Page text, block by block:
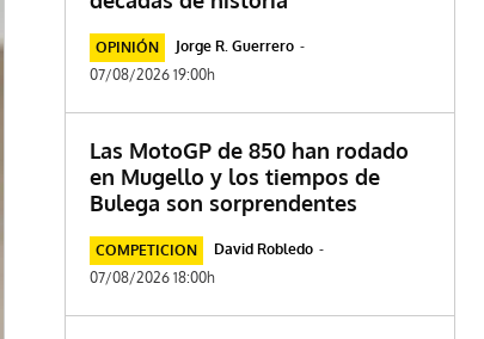
OPINIÓN Jorge R. Guerrero -
07/08/2026 19:00h
Las MotoGP de 850 han rodado
en Mugello y los tiempos de
Bulega son sorprendentes
COMPETICION David Robledo -
07/08/2026 18:00h